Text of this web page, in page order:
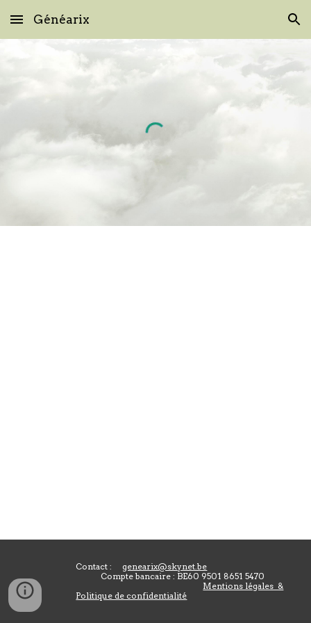
Skip to main content Skip to navigation
Généarix
Contact : genearix@skynet.be
Compte bancaire : BE60 9501 8651 5470
Mentions légales &
Politique de confidentialité